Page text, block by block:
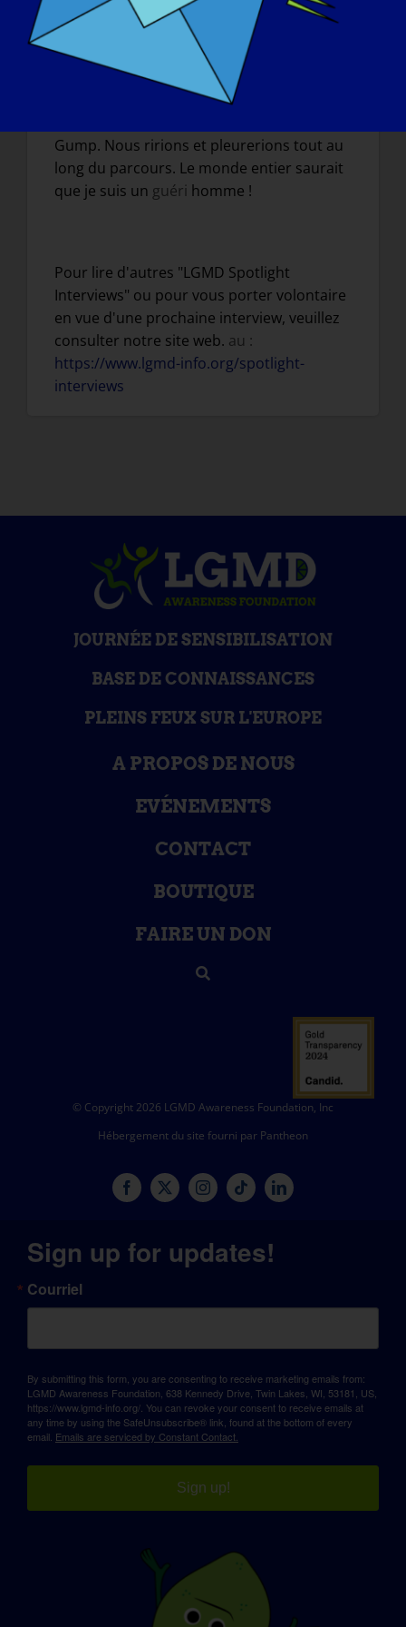
que vous souhaiteriez faire ?:
Si j'étais guéri demain, je parlerais
honnêtement de courir, j'inviterais toute
ma famille et mes amis et nous courrions
Gump. Nous ririons et pleurerions tout au
long du parcours. Le monde entier saurait
que je suis un guéri homme !
Pour lire d'autres "LGMD Spotlight
Interviews" ou pour vous porter volontaire
en vue d'une prochaine interview, veuillez
consulter notre site web. au :
https://www.lgmd-info.org/spotlight-
interviews
JOURNÉE DE SENSIBILISATION
BASE DE CONNAISSANCES
PLEINS FEUX SUR L'EUROPE
A PROPOS DE NOUS
EVÉNEMENTS
CONTACT
BOUTIQUE
FAIRE UN DON
© Copyright 2026 LGMD Awareness Foundation, Inc
Hébergement du site fourni par Pantheon
Sign up for updates!
Courriel
By submitting this form, you are consenting to receive marketing emails from:
LGMD Awareness Foundation, 638 Kennedy Drive, Twin Lakes, WI, 53181, US,
https://www.lgmd-info.org/. You can revoke your consent to receive emails at
any time by using the SafeUnsubscribe® link, found at the bottom of every
email. Emails are serviced by Constant Contact.
Sign up!